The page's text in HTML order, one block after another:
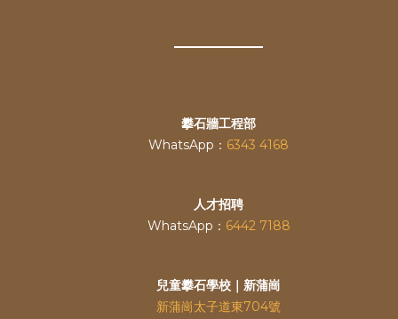
攀石牆工程部
WhatsApp： 6343 4168
人才招聘
WhatsApp： 6442 7188
兒童攀石學校｜新蒲崗
新蒲崗太子道東704號